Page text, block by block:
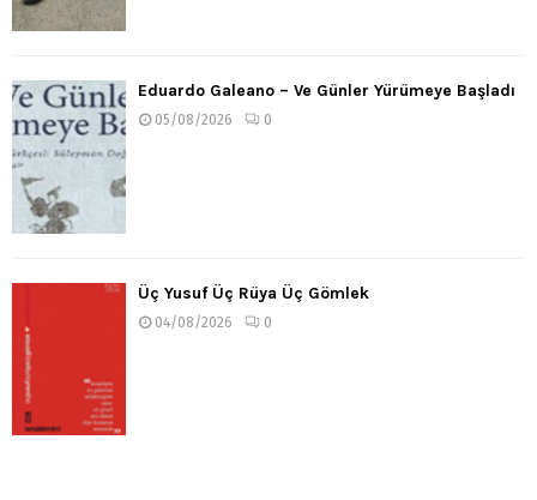
Eduardo Galeano – Ve Günler Yürümeye Başladı
05/08/2026 0
Üç Yusuf Üç Rüya Üç Gömlek
04/08/2026 0